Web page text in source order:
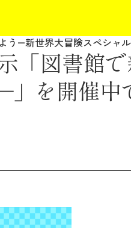
う―新世界大冒険スペシャ
「図書館
を開催中